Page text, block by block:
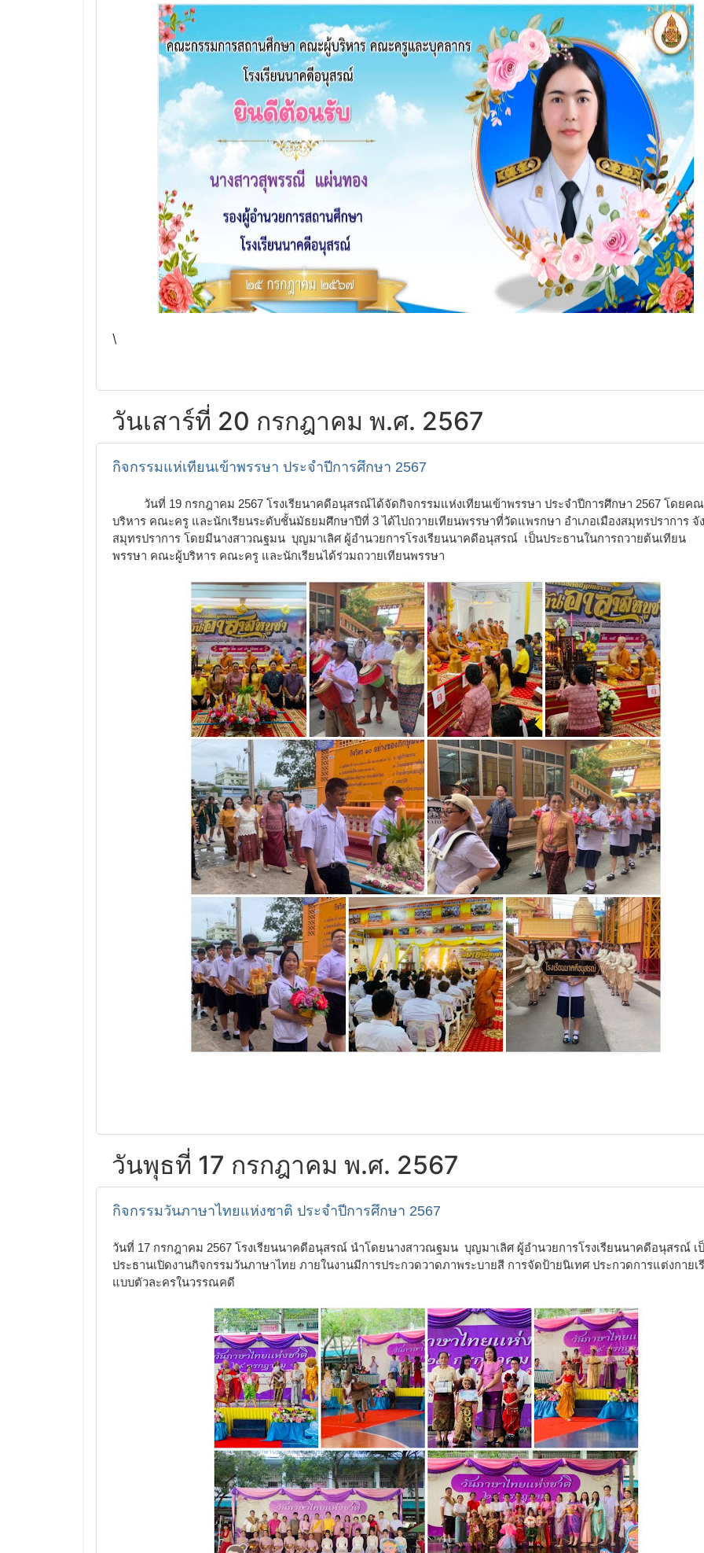
\
วันเสาร์ที่ 20 กรกฎาคม พ.ศ. 2567
กิจกรรมแห่เทียนเข้าพรรษา ประจำปีการศึกษา 2567
วันที่ 19 กรกฎาคม 2567 โรงเรียนาคดีอนุสรณ์ได้จัดกิจกรรมแห่งเทียนเข้าพรรษา ประจำปีการศึกษา 2567 โดยค
บริหาร คณะครู และนักเรียนระดับชั้นมัธยมศึกษาปีที่ 3 ได้ไปถวายเทียนพรรษาที่วัดแพรกษา อําเภอเมืองสมุทรปราการ จั
สมุทรปราการ โดยมีนางสาวณฐมน บุญมาเลิศ ผู้อำนวยการโรงเรียนนาคดีอนุสรณ์ เป็นประธานในการถวายต้นเทียน
พรรษา คณะผู้บริหาร คณะครู และนักเรียนได้ร่วมถวายเทียนพรรษา
วันพุธที่ 17 กรกฎาคม พ.ศ. 2567
กิจกรรมวันภาษาไทยแห่งชาติ ประจำปีการศึกษา 2567
วันที่ 17 กรกฎาคม 2567 โรงเรียนนาคดีอนุสรณ์ นำโดยนางสาวณฐมน บุญมาเลิศ ผู้อำนวยการโรงเรียนนาคดีอนุสรณ์ เ
ประธานเปิดงานกิจกรรมวันภาษาไทย ภายในงานมีการประกวดวาดภาพระบายสี การจัดป้ายนิเทศ ประกวดการแต่งกายเ
แบบตัวละครในวรรณคดี